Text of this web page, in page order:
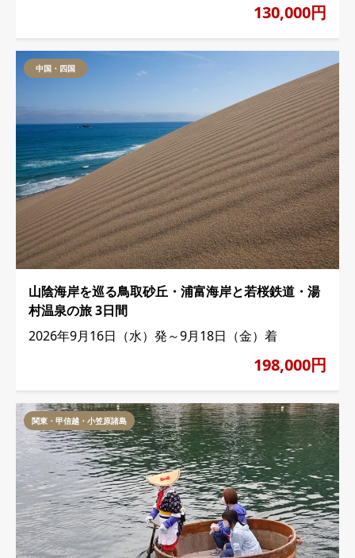
130,000円
中国・四国
山陰海岸を巡る鳥取砂丘・浦富海岸と若桜鉄道・湯
村温泉の旅 3日間
2026年9月16日（水）発～9月18日（金）着
198,000円
関東・甲信越・小笠原諸島